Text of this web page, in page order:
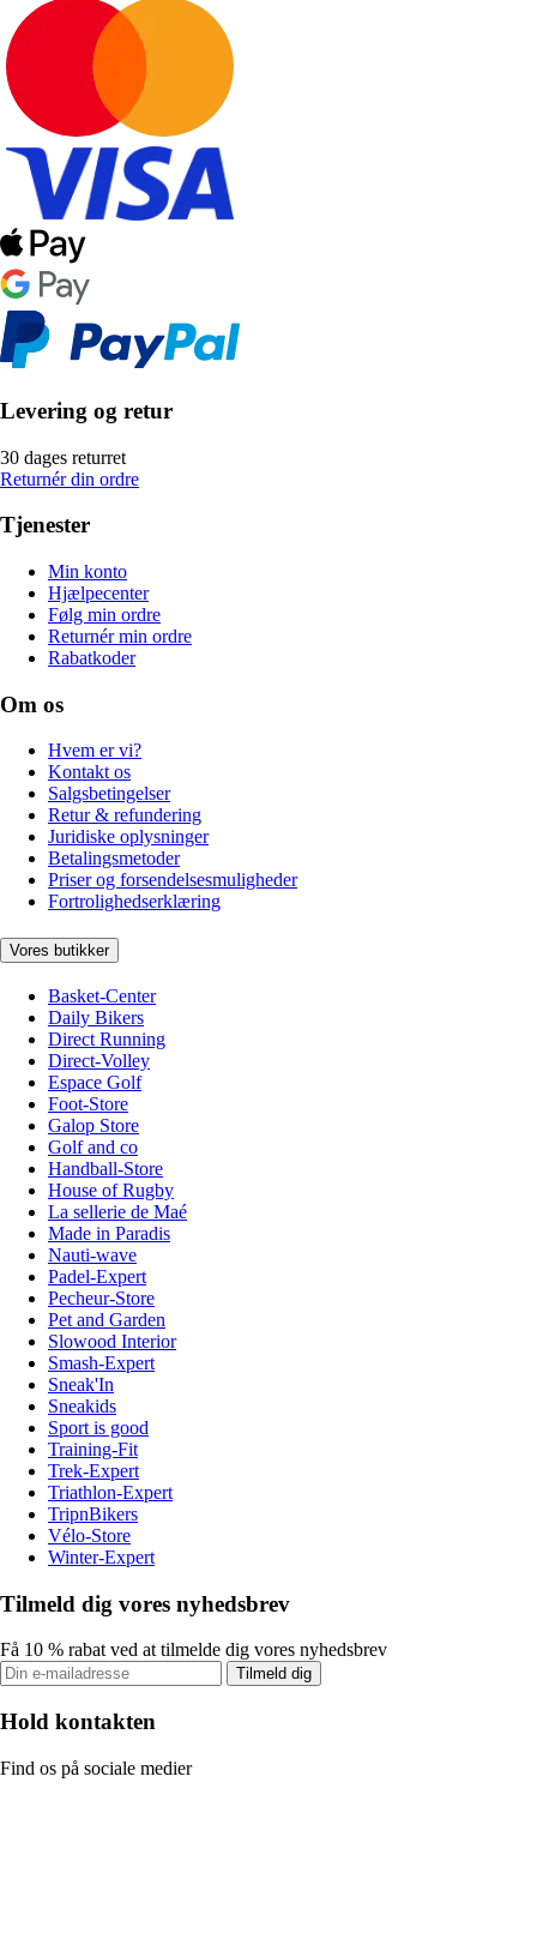
Levering og retur
30 dages returret
Returnér din ordre
Tjenester
Min konto
Hjælpecenter
Følg min ordre
Returnér min ordre
Rabatkoder
Om os
Hvem er vi?
Kontakt os
Salgsbetingelser
Retur & refundering
Juridiske oplysninger
Betalingsmetoder
Priser og forsendelsesmuligheder
Fortrolighedserklæring
Vores butikker
Basket-Center
Daily Bikers
Direct Running
Direct-Volley
Espace Golf
Foot-Store
Galop Store
Golf and co
Handball-Store
House of Rugby
La sellerie de Maé
Made in Paradis
Nauti-wave
Padel-Expert
Pecheur-Store
Pet and Garden
Slowood Interior
Smash-Expert
Sneak'In
Sneakids
Sport is good
Training-Fit
Trek-Expert
Triathlon-Expert
TripnBikers
Vélo-Store
Winter-Expert
Tilmeld dig vores nyhedsbrev
Få 10 % rabat ved at tilmelde dig vores nyhedsbrev
Tilmeld dig
Hold kontakten
Find os på sociale medier